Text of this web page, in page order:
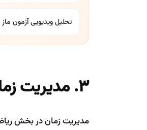
تحلیل ویدیویی آزمون ماز شیمی ۵ مرداد ۱۴۰۲ - سینا دشتی
۳. مدیریت زمان در آزمون ریاضی
مدیریت زمان در بخش